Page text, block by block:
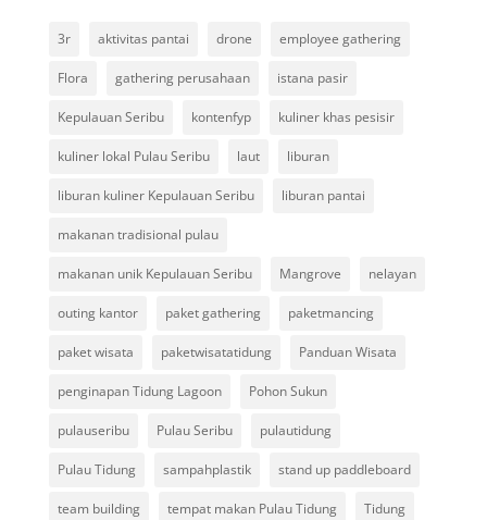
3r aktivitas pantai drone employee gathering
Flora gathering perusahaan istana pasir
Kepulauan Seribu kontenfyp kuliner khas pesisir
kuliner lokal Pulau Seribu laut liburan
liburan kuliner Kepulauan Seribu liburan pantai
makanan tradisional pulau
makanan unik Kepulauan Seribu Mangrove nelayan
outing kantor paket gathering paketmancing
paket wisata paketwisatatidung Panduan Wisata
penginapan Tidung Lagoon Pohon Sukun
pulauseribu Pulau Seribu pulautidung
Pulau Tidung sampahplastik stand up paddleboard
team building tempat makan Pulau Tidung Tidung